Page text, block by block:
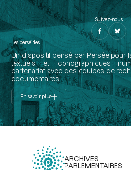
Suivez-nous
Les perséides
Un dispositif pensé par Persée pour
textuels et iconographiques
partenariat avec des équipes de
documentaires.
En savoir plus
ARCHIVES
PARLEMENTAIRES